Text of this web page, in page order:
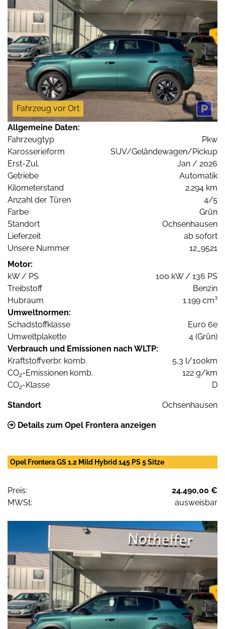
Fahrzeug vor Ort
Allgemeine Daten:
Fahrzeugtyp
Pkw
Karosserieform
SUV/Geländewagen/Pickup
Erst-Zul.
Jan / 2026
Getriebe
Automatik
Kilometerstand
2.294 km
Anzahl der Türen
4/5
Farbe
Grün
Standort
Ochsenhausen
Lieferzeit
ab sofort
Unsere Nummer
12_9521
Motor:
kW / PS
100 kW / 136 PS
Treibstoff
Benzin
Hubraum
1.199 cm³
Umweltnormen:
Schadstoffklasse
Euro 6e
Umweltplakette
4 (Grün)
Verbrauch und Emissionen nach WLTP:
Kraftstoffverbr. komb.
5,3 l/100km
CO2-Emissionen komb.
122 g/km
CO2-Klasse D
Standort Ochsenhausen
Details zum Opel Frontera anzeigen
Opel Frontera GS 1.2 Mild Hybrid 145 PS 5 Sitze
Preis:
24.490,00 €
MWSt:
ausweisbar